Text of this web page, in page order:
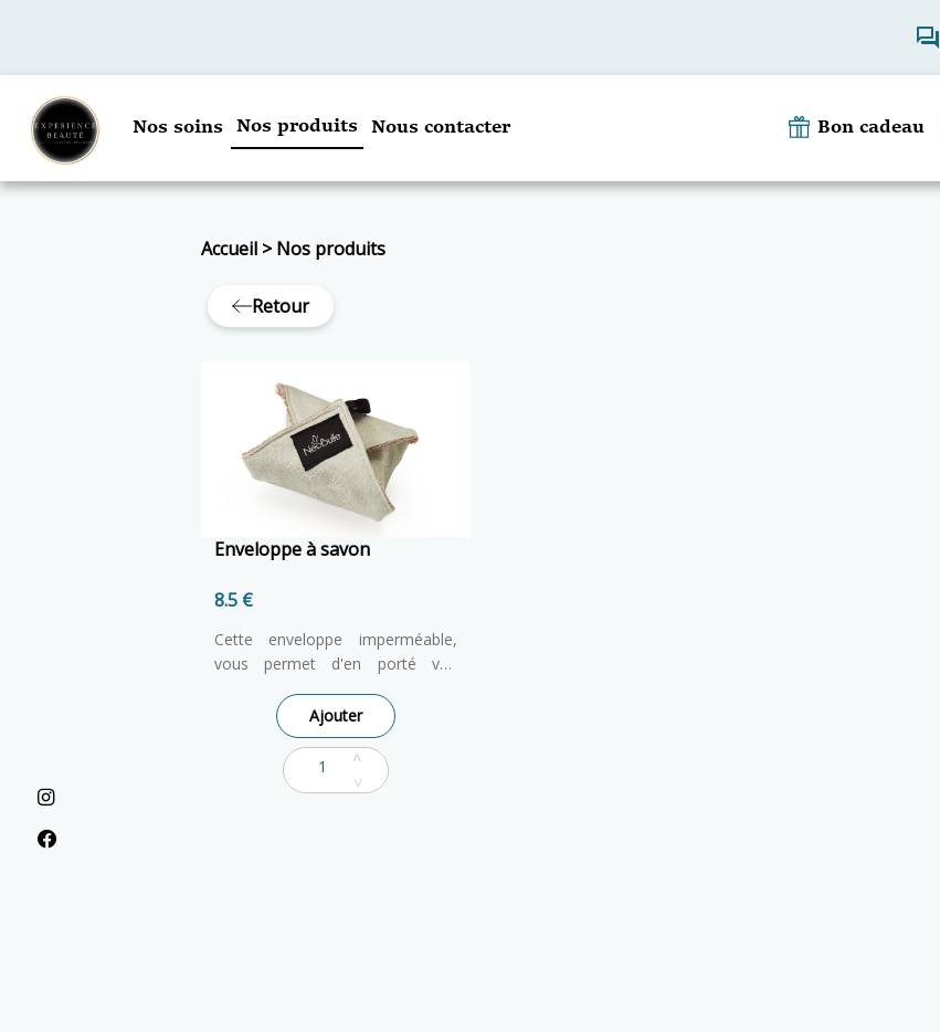
forum
Nos soins Nos produits Nous contacter Bon cadeau
Accueil>Nos produits
Retour
Enveloppe à savon
8.5 €
Cette enveloppe imperméable,
vous permet d'en porté vos
vous. Ce format permet
d'envelopper toutes les formes
de savons. Elle est composée de
bambou connu pour ces proprité
Ajouter